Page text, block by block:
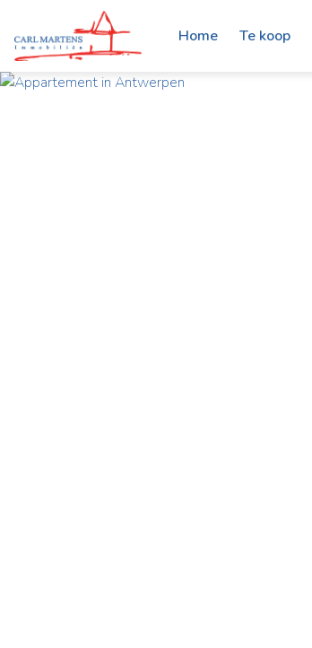
Home Te koop